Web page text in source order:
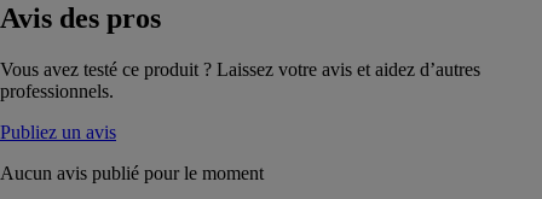
Avis des pros
Vous avez testé ce produit ? Laissez votre avis et aidez d’autres
professionnels.
Publiez un avis
Aucun avis publié pour le moment